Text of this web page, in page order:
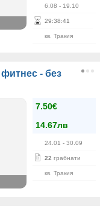
6.08 - 19.10
29:38:41
кв. Тракия
- без
7.50€
14.67лв
24.01 - 30.09
22 грабнати
кв. Тракия